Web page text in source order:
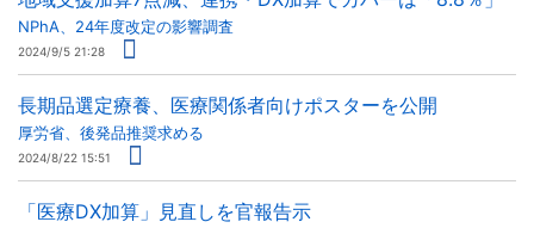
NPhA、24年度改定の影響調査
2024/9/5 21:28
長期品選定療養、医療関係者向けポスターを公開
厚労省、後発品推奨求める
2024/8/22 15:51
「医療DX加算」見直しを官報告示